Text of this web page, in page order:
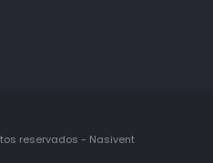
reservados - Nasivent